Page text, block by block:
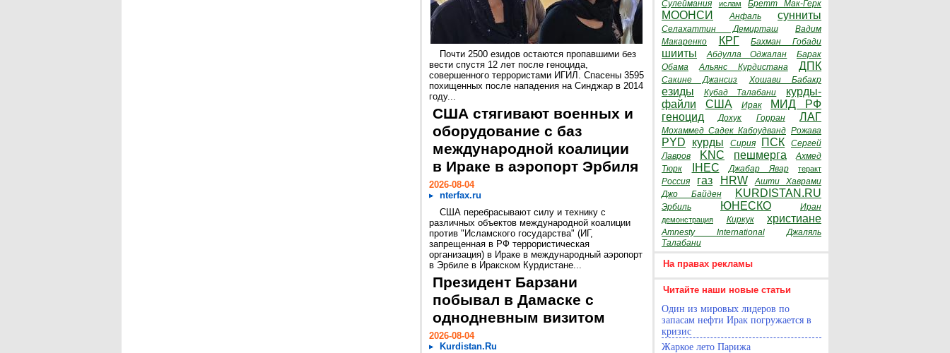
Почти 2500 езидов остаются пропавшими без
вести спустя 12 лет после геноцида,
совершенного террористами ИГИЛ. Спасены 3595
похищенных после нападения на Синджар в 2014
году...
США стягивают военных и
оборудование с баз
международной коалиции
в Ираке в аэропорт Эрбиля
2026-08-04
nterfax.ru
США перебрасывают силу и технику с
различных объектов международной коалиции
против "Исламского государства" (ИГ,
запрещенная в РФ террористическая
организация) в Ираке в международный аэропорт
в Эрбиле в Иракском Курдистане...
Президент Барзани
побывал в Дамаске с
однодневным визитом
2026-08-04
Kurdistan.Ru
Сулеймания
ислам Бретт Мак-Герк
МООНСИ Анфаль сунниты
Селахаттин Демирташ
Вадим
Макаренко
КРГ Бахман Гобади
шииты Абдулла Оджалан
Барак
Обама
Альянс Курдистана ДПК
Сакине Джансиз Хошави Бабакр
езиды Кубад Талабани
курды-
файли
США Ирак
МИД РФ
геноцид
Дохук Горран ЛАГ
Мохаммед Садек Кабоудванд Рожава
PYD курды Сирия ПСК
Сергей
Лавров
KNC пешмерга
Ахмед
Тюрк
IHEC Джабар Явар теракт
Россия газ HRW
Ашти Хаврами
Джо Байден
KURDISTAN.RU
Эрбиль ЮНЕСКО Иран
демонстрация Киркук христиане
Amnesty International
Джаляль
Талабани
На правах рекламы
Читайте наши новые статьи
Один из мировых лидеров по
запасам нефти Ирак погружается в
кризис
Жаркое лето Парижа